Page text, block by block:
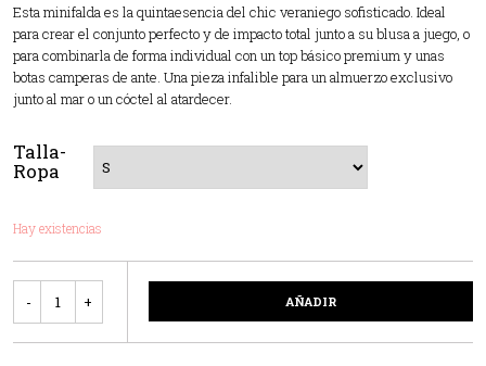
Esta minifalda es la quintaesencia del chic veraniego sofisticado. Ideal
para crear el conjunto perfecto y de impacto total junto a su blusa a juego, o
para combinarla de forma individual con un top básico premium y unas
botas camperas de ante. Una pieza infalible para un almuerzo exclusivo
junto al mar o un cóctel al atardecer.
Talla-
Ropa
Hay existencias
AÑADIR